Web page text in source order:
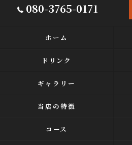
080-3765-0171
ホーム
ドリンク
ギャラリー
当店の特徴
コース